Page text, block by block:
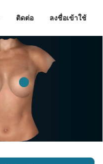
ติดต่อ ลงชื่อเข้าใช้